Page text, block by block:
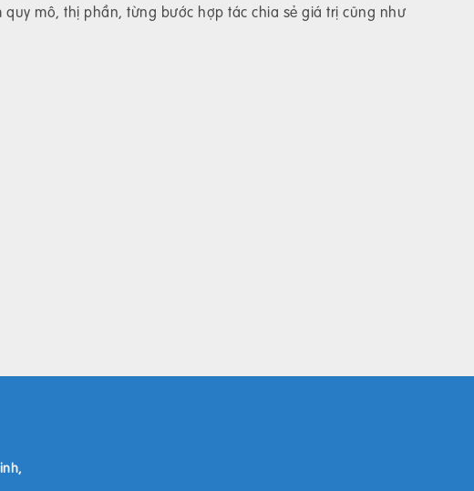
mô, thị phần, từng bước hợp tác chia sẻ giá trị cũng như